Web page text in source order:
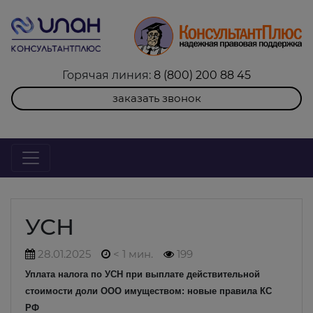
Горячая линия: 8 (800) 200 88 45
заказать звонок
УСН
28.01.2025 < 1 мин. 199
Уплата налога по УСН при выплате действительной
стоимости доли ООО имуществом: новые правила КС
РФ